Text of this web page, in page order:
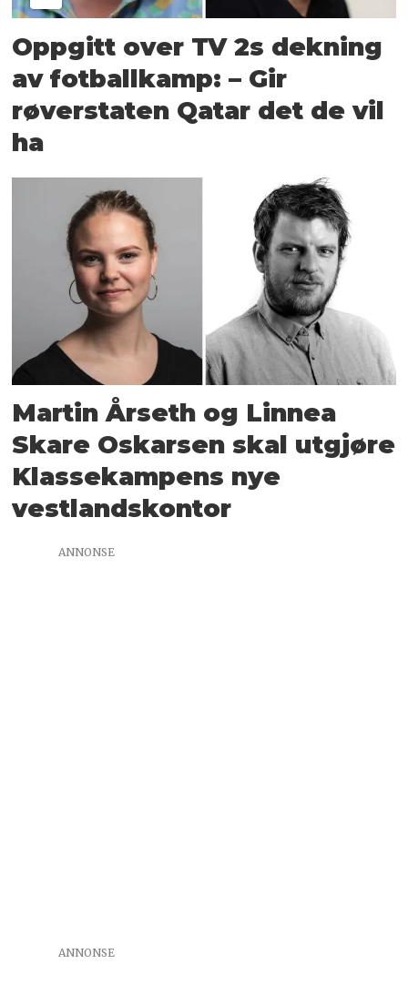
Oppgitt over TV 2s dekning
av fotballkamp: – Gir
røverstaten Qatar det de vil
ha
Martin Årseth og Linnea
Skare Oskarsen skal utgjøre
Klassekampens nye
vestlandskontor
ANNONSE
ANNONSE